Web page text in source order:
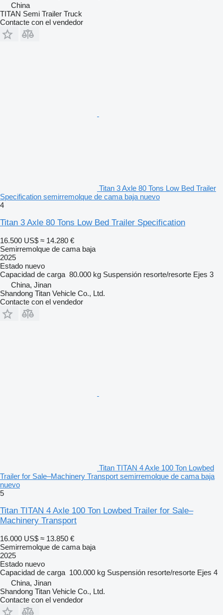
China
TITAN Semi Trailer Truck
Contacte con el vendedor
Titan 3 Axle 80 Tons Low Bed Trailer
Specification semirremolque de cama baja nuevo
4
Titan 3 Axle 80 Tons Low Bed Trailer Specification
16.500 US$ ≈ 14.280 €
Semirremolque de cama baja
2025
Estado nuevo
Capacidad de carga 80.000 kg Suspensión resorte/resorte Ejes 3
China, Jinan
Shandong Titan Vehicle Co., Ltd.
Contacte con el vendedor
Titan TITAN 4 Axle 100 Ton Lowbed
Trailer for Sale–Machinery Transport semirremolque de cama baja
nuevo
5
Titan TITAN 4 Axle 100 Ton Lowbed Trailer for Sale–
Machinery Transport
16.000 US$ ≈ 13.850 €
Semirremolque de cama baja
2025
Estado nuevo
Capacidad de carga 100.000 kg Suspensión resorte/resorte Ejes 4
China, Jinan
Shandong Titan Vehicle Co., Ltd.
Contacte con el vendedor